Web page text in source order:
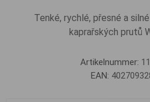
Tenké, rychlé, přesné a
kaprařských prutů
Artikelnummer:
EAN: